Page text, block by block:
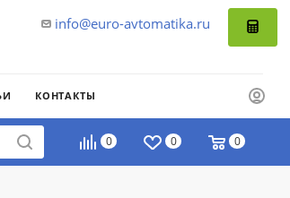
info@euro-avtomatika.ru
КОНТАКТЫ
0 0 0